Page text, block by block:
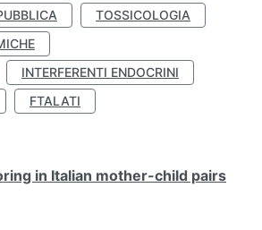
TOSSICOLOGIA
INTERFERENTI ENDOCRINI
FTALATI
in Italian mother-child pairs